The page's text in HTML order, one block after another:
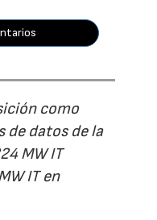
como
de datos de la
MW IT
IT en